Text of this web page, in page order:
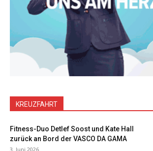
KREUZFAHRT
Fitness-Duo Detlef Soost und Kate Hall
zurück an Bord der VASCO DA GAMA
3. Juni 2026